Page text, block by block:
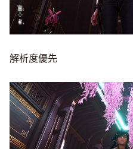
解析度優先